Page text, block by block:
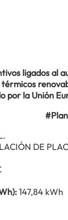
ligados al
por la Unión
DE
147,84 kWh